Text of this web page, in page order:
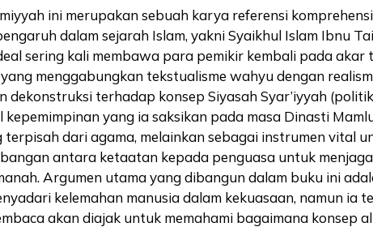
ini merupakan sebuah karya referensi
dalam sejarah Islam, yakni Syaikhul Islam Ibnu
sering kali membawa para pemikir kembali pada
menggabungkan tekstualisme wahyu dengan
dekonstruksi terhadap konsep Siyasah Syar’iyyah
yang ia saksikan pada masa Dinasti
dari agama, melainkan sebagai instrumen vital
antara ketaatan kepada penguasa untuk
Argumen utama yang dibangun dalam buku ini
kelemahan manusia dalam kekuasaan, namun ia
akan diajak untuk memahami bagaimana konsep